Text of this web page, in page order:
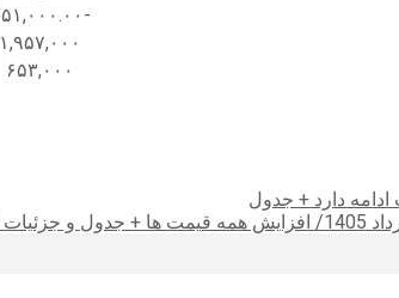
-۶۵۱,۰۰۰.۰۰
۱,۹۵۷,۰۰۰
۶۵۳,۰۰۰